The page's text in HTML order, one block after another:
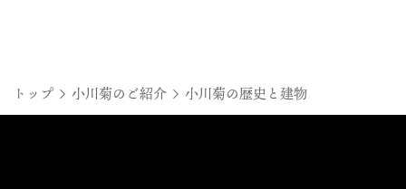
トップ 小川菊のご紹介 小川菊の歴史と建物